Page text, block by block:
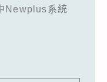
Newplus系統